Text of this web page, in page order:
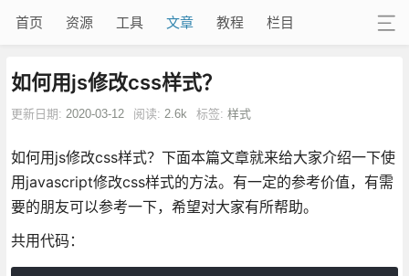
首页 资源 工具 文章 教程 栏目
如何用js修改css样式？
更新日期: 2020-03-12 阅读: 2.6k 标签: 样式
如何用js修改css样式？下面本篇文章就来给大家介绍一下使
用javascript修改css样式的方法。有一定的参考价值，有需
要的朋友可以参考一下，希望对大家有所帮助。
共用代码：